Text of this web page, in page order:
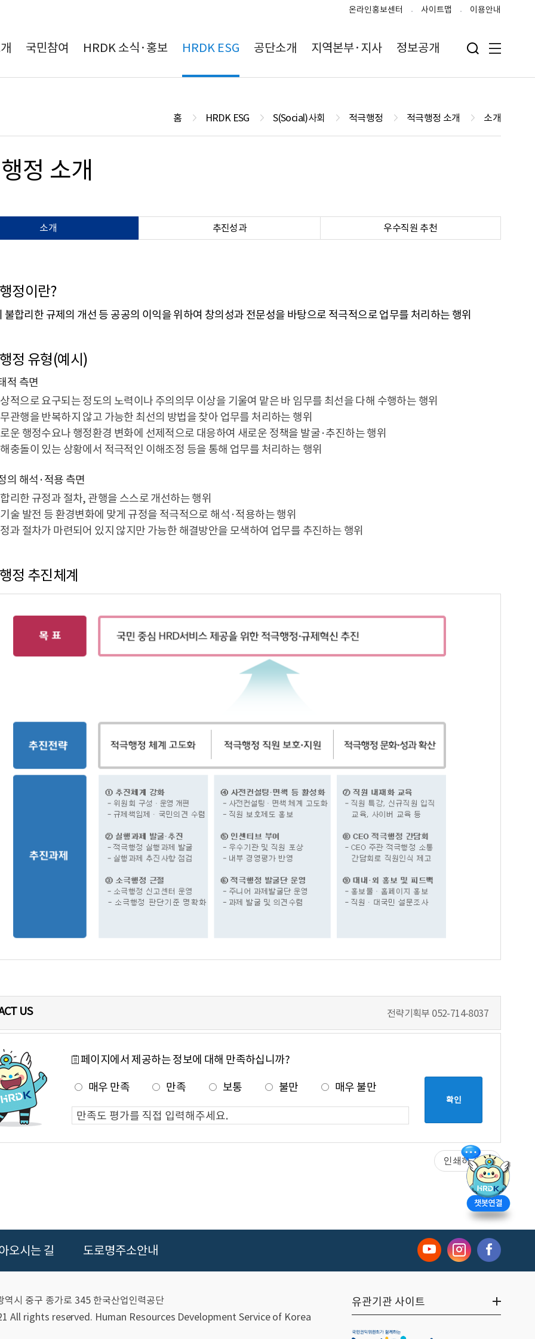
온라인홍보센터 사이트맵 이용안내
국민참여 HRDK 소식·홍보 HRDK ESG 공단소개 지역본부·지사 정보공개 검색 입력폼 열기
전체메뉴
홈 HRDK ESG S(Social)사회 적극행정 적극행정 소개 소개
정 소개
소개 추진성과 우수직원 추천
정이란?
불합리한 규제의 개선 등 공공의 이익을 위하여 창의성과 전문성을 바탕으로 적극적으로 업무를 처리하는 행위
정 유형(예시)
적 측면
적으로 요구되는 정도의 노력이나 주의의무 이상을 기울여 맡은 바 임무를 최선을 다해 수행하는 행위
관행을 반복하지 않고 가능한 최선의 방법을 찾아 업무를 처리하는 행위
운 행정수요나 행정환경 변화에 선제적으로 대응하여 새로운 정책을 발굴·추진하는 행위
충돌이 있는 상황에서 적극적인 이해조정 등을 통해 업무를 처리하는 행위
의 해석·적용 측면
리한 규정과 절차, 관행을 스스로 개선하는 행위
술 발전 등 환경변화에 맞게 규정을 적극적으로 해석·적용하는 행위
과 절차가 마련되어 있지 않지만 가능한 해결방안을 모색하여 업무를 추진하는 행위
정 추진체계
US 전략기획부 052-714-8037
페이지에서 제공하는 정보에 대해 만족하십니까?
매우 만족
만족 보통 불만 매우 불만
인쇄하기
오시는 길 도로명주소안내
시 중구 종가로 345 한국산업인력공단
All rights reserved. Human Resources Development Service of Korea
유관기관 사이트